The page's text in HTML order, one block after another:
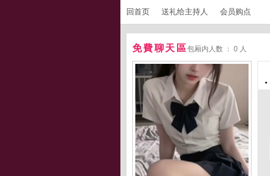
回首页 送礼给主持人 会员购点
免費聊天區包厢内人数 ： 0 人